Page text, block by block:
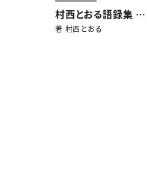
村西とおる語録集
どんな失敗の中にも
著 村西とおる